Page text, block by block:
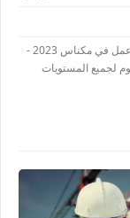
العمل في مدينة مكناس | فرص عمل جديدة 2023 فرص عمل في مكناس 2023 -
اليوم لجميع المستويات